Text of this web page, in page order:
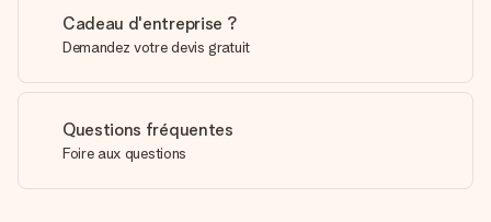
Cadeau d'entreprise ?
Demandez votre devis gratuit
Questions fréquentes
Foire aux questions